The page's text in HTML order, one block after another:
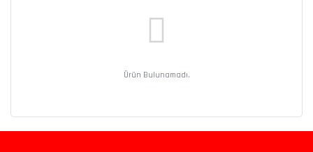
Ürün Bulunamadı.